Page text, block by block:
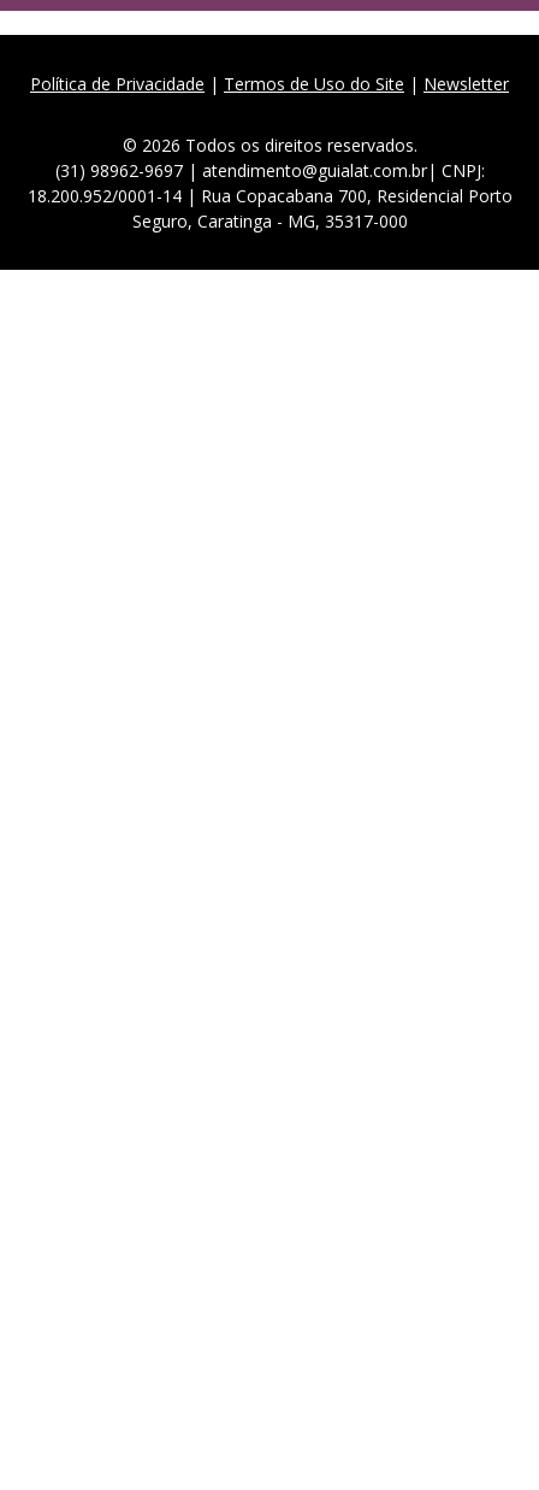
Política de Privacidade | Termos de Uso do Site | Newsletter
© 2026 Todos os direitos reservados.
(31) 98962-9697 | atendimento@guialat.com.br| CNPJ:
18.200.952/0001-14 | Rua Copacabana 700, Residencial Porto
Seguro, Caratinga - MG, 35317-000